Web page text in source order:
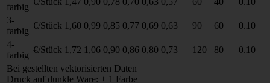
farbig
3-
farbig
€/Stück 1,60 0,99 0,85 0,77 0,69 0,63 90 60
0.10
4-
farbig
€/Stück 1,72 1,06 0,90 0,86 0,80 0,73 120 80
0.10
Bei gestellten vektorisierten Daten
Druck auf dunkle Ware: + 1 Farbe